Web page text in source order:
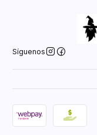
Síguenos